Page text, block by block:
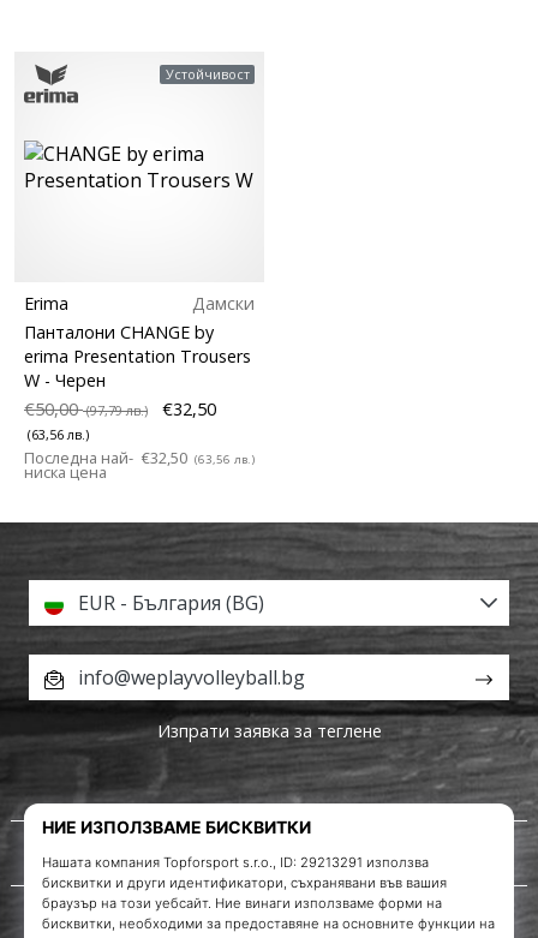
Устойчивост
Erima
Дамски
Панталони CHANGE by
erima Presentation Trousers
W - Черен
€50,00(97,79 лв.) €32,50
(63,56 лв.)
Последна най-
ниска цена
€32,50 (63,56 лв.)
За нас
Обслужване на клиенти
EUR - България (BG)
info@weplayvolleyball.bg
Изпрати заявка за теглене